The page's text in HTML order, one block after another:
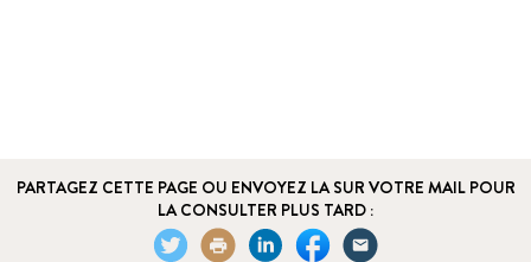
PARTAGEZ CETTE PAGE OU ENVOYEZ LA SUR VOTRE MAIL POUR
LA CONSULTER PLUS TARD :